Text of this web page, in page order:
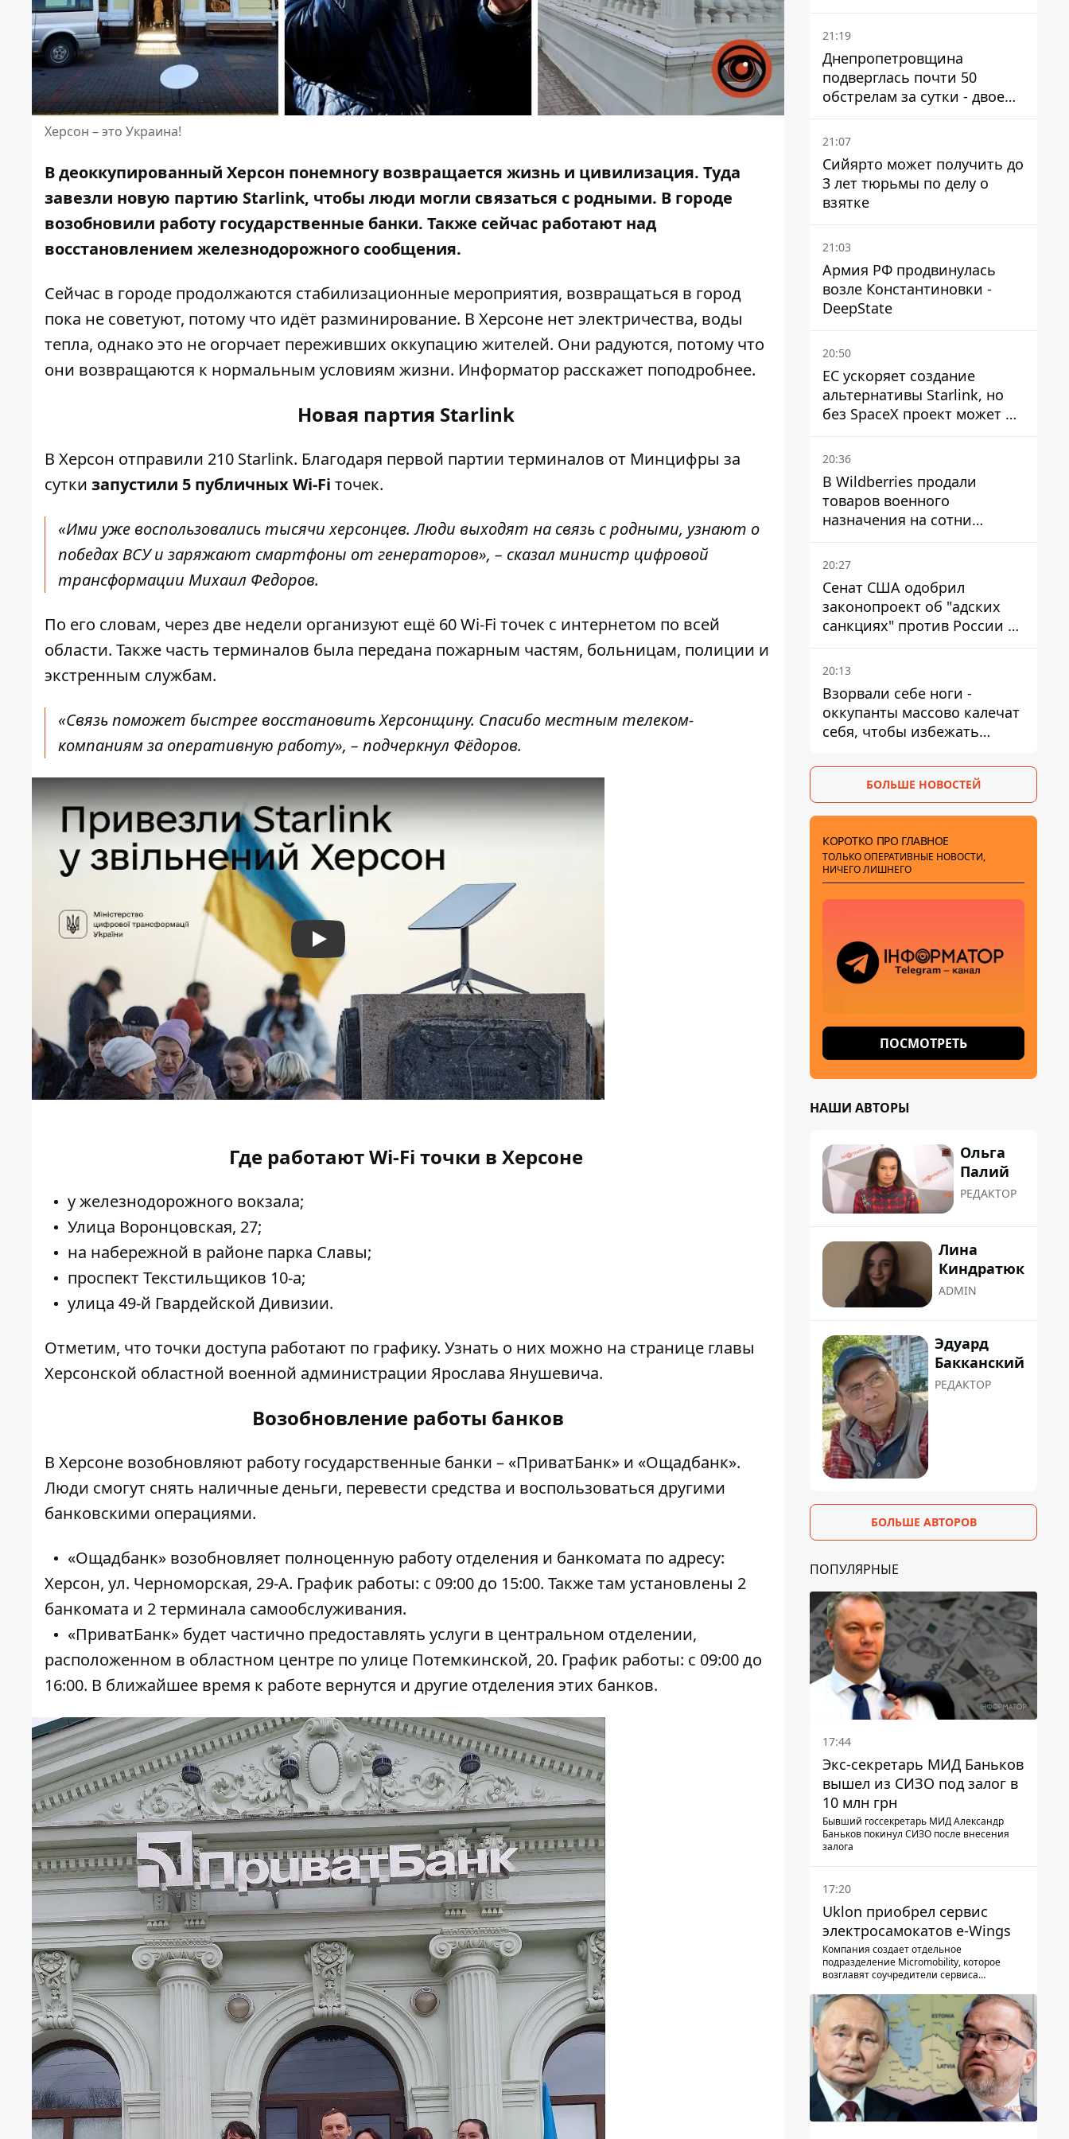
Херсон – это Украина!
В деоккупированный Херсон понемногу возвращается жизнь и цивилизация. Туда
завезли новую партию Starlink, чтобы люди могли связаться с родными. В городе
возобновили работу государственные банки. Также сейчас работают над
восстановлением железнодорожного сообщения.
Сейчас в городе продолжаются стабилизационные мероприятия, возвращаться в город
пока не советуют, потому что идёт разминирование. В Херсоне нет электричества, воды
тепла, однако это не огорчает переживших оккупацию жителей. Они радуются, потому что
они возвращаются к нормальным условиям жизни. Информатор расскажет поподробнее.
Новая партия Starlink
В Херсон отправили 210 Starlink. Благодаря первой партии терминалов от Минцифры за
сутки запустили 5 публичных Wi-Fi точек.
«Ими уже воспользовались тысячи херсонцев. Люди выходят на связь с родными, узнают о
победах ВСУ и заряжают смартфоны от генераторов», – сказал министр цифровой
трансформации Михаил Федоров.
По его словам, через две недели организуют ещё 60 Wi-Fi точек с интернетом по всей
области. Также часть терминалов была передана пожарным частям, больницам, полиции и
экстренным службам.
«Связь поможет быстрее восстановить Херсонщину. Спасибо местным телеком-
компаниям за оперативную работу», – подчеркнул Фёдоров.
Play
Где работают Wi-Fi точки в Херсоне
у железнодорожного вокзала;
Улица Воронцовская, 27;
на набережной в районе парка Славы;
проспект Текстильщиков 10-а;
улица 49-й Гвардейской Дивизии.
Отметим, что точки доступа работают по графику. Узнать о них можно на странице главы
Херсонской областной военной администрации Ярослава Янушевича.
Возобновление работы банков
В Херсоне возобновляют работу государственные банки – «ПриватБанк» и «Ощадбанк».
Люди смогут снять наличные деньги, перевести средства и воспользоваться другими
банковскими операциями.
«Ощадбанк» возобновляет полноценную работу отделения и банкомата по адресу:
Херсон, ул. Черноморская, 29-А. График работы: с 09:00 до 15:00. Также там установлены 2
банкомата и 2 терминала самообслуживания.
«ПриватБанк» будет частично предоставлять услуги в центральном отделении,
расположенном в областном центре по улице Потемкинской, 20. График работы: с 09:00 до
16:00. В ближайшее время к работе вернутся и другие отделения этих банков.
21:19
Днепропетровщина
подверглась почти 50
обстрелам за сутки - двое
погибших, шесть
пострадавших
21:07
Сийярто может получить до
3 лет тюрьмы по делу о
взятке
21:03
Армия РФ продвинулась
возле Константиновки -
DeepState
20:50
ЕС ускоряет создание
альтернативы Starlink, но
без SpaceX проект может не
обойтись
20:36
В Wildberries продали
товаров военного
назначения на сотни
миллионов, но удары ВСУ
изменили ситуацию
20:27
Сенат США одобрил
законопроект об "адских
санкциях" против России и
Ирана
20:13
Взорвали себе ноги -
оккупанты массово калечат
себя, чтобы избежать
БОЛЬШЕ НОВОСТЕЙ
КОРОТКО ПРО ГЛАВНОЕ
ТОЛЬКО ОПЕРАТИВНЫЕ НОВОСТИ,
НИЧЕГО ЛИШНЕГО
ПОСМОТРЕТЬ
НАШИ АВТОРЫ
Ольга
Палий
РЕДАКТОР
Лина
Киндратюк
ADMIN
Эдуард
Бакканский
РЕДАКТОР
БОЛЬШЕ АВТОРОВ
ПОПУЛЯРНЫЕ
17:44
Экс-секретарь МИД Баньков
вышел из СИЗО под залог в
10 млн грн
Бывший госсекретарь МИД Александр
Баньков покинул СИЗО после внесения
залога
17:20
Uklon приобрел сервис
электросамокатов e-Wings
Компания создает отдельное
подразделение Micromobility, которое
возглавят соучредители сервиса